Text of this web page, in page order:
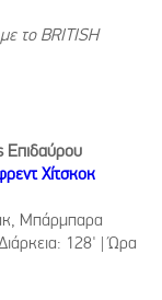
το BRITISH
Επιδαύρου
Χίτσκοκ
Μπάρμπαρα
128' | Ώρα